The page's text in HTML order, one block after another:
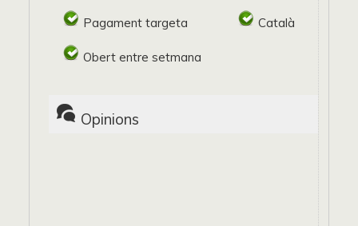
Pagament targeta Català
Obert entre setmana
Opinions